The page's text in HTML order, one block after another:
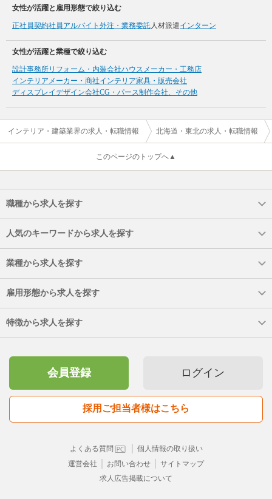
女性が活躍と雇用形態で絞り込む
正社員契約社員アルバイト 外注・業務委託人材派遣インターン
女性が活躍と業種で絞り込む
設計事務所リフォーム・内装会社ハウスメーカー・工務店
インテリアメーカー・商社インテリア家具・販売会社
ディスプレイデザイン会社CG・パース制作会社、その他
インテリア・建築業界の求人・転職情報 北海道・東北の求人・転職情報
このページのトップへ▲
職種から求人を探す
人気のキーワードから求人を探す
業種から求人を探す
雇用形態から求人を探す
特徴から求人を探す
会員登録 ログイン
採用ご担当者様はこちら
よくある質問
個人情報の取り扱い
運営会社
お問い合わせ
サイトマップ
求人広告掲載について